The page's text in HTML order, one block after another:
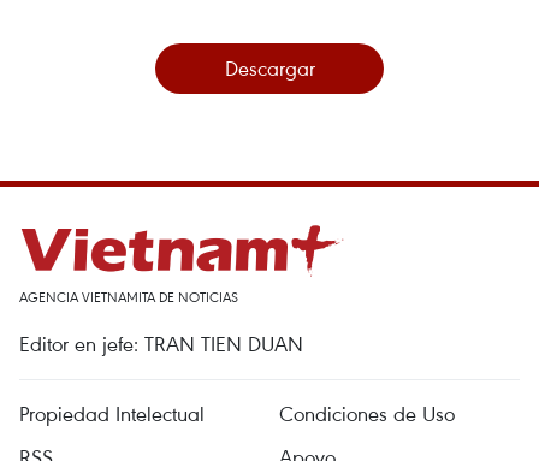
Descargar
AGENCIA VIETNAMITA DE NOTICIAS
Editor en jefe: TRAN TIEN DUAN
Propiedad Intelectual
Condiciones de Uso